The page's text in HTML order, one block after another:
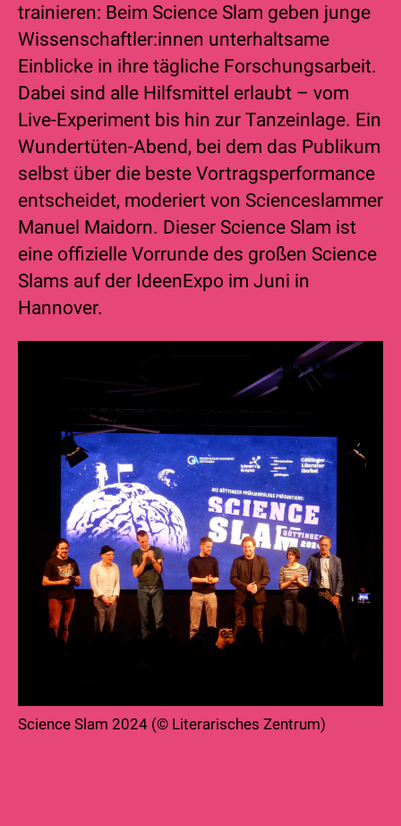
trainieren: Beim Science Slam geben junge
Wissenschaftler:innen unterhaltsame
Einblicke in ihre tägliche Forschungsarbeit.
Dabei sind alle Hilfsmittel erlaubt – vom
Live-Experiment bis hin zur Tanzeinlage. Ein
Wundertüten-Abend, bei dem das Publikum
selbst über die beste Vortragsperformance
entscheidet, moderiert von Scienceslammer
Manuel Maidorn. Dieser Science Slam ist
eine offizielle Vorrunde des großen Science
Slams auf der IdeenExpo im Juni in
Hannover.
Science Slam 2024 (© Literarisches Zentrum)